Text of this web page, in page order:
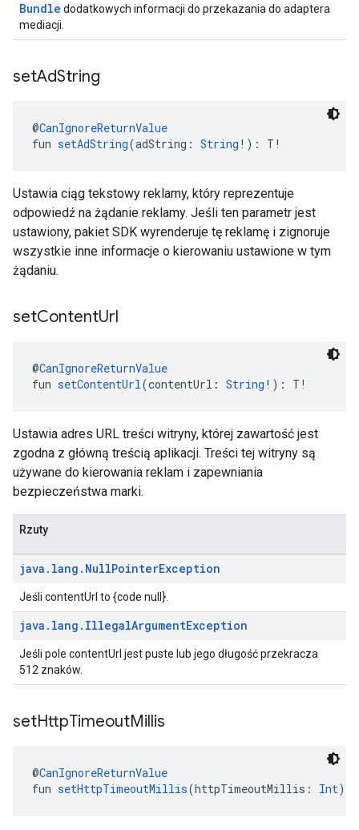
Bundle dodatkowych informacji do przekazania do adaptera
mediacji.
setAdString
@CanIgnoreReturnValue
fun setAdString(adString: String !): T!
Ustawia ciąg tekstowy reklamy, który reprezentuje
odpowiedź na żądanie reklamy. Jeśli ten parametr jest
ustawiony, pakiet SDK wyrenderuje tę reklamę i zignoruje
wszystkie inne informacje o kierowaniu ustawione w tym
żądaniu.
setContentUrl
@CanIgnoreReturnValue
fun setContentUrl(contentUrl: String !): T!
Ustawia adres URL treści witryny, której zawartość jest
zgodna z główną treścią aplikacji. Treści tej witryny są
używane do kierowania reklam i zapewniania
bezpieczeństwa marki.
Rzuty
java . lang . NullPointerException
Jeśli contentUrl to {code null}.
java . lang . IllegalArgumentException
Jeśli pole contentUrl jest puste lub jego długość przekracza
512 znaków.
setHttpTimeoutMillis
@CanIgnoreReturnValue
fun setHttpTimeoutMillis(httpTimeoutMillis: Int):